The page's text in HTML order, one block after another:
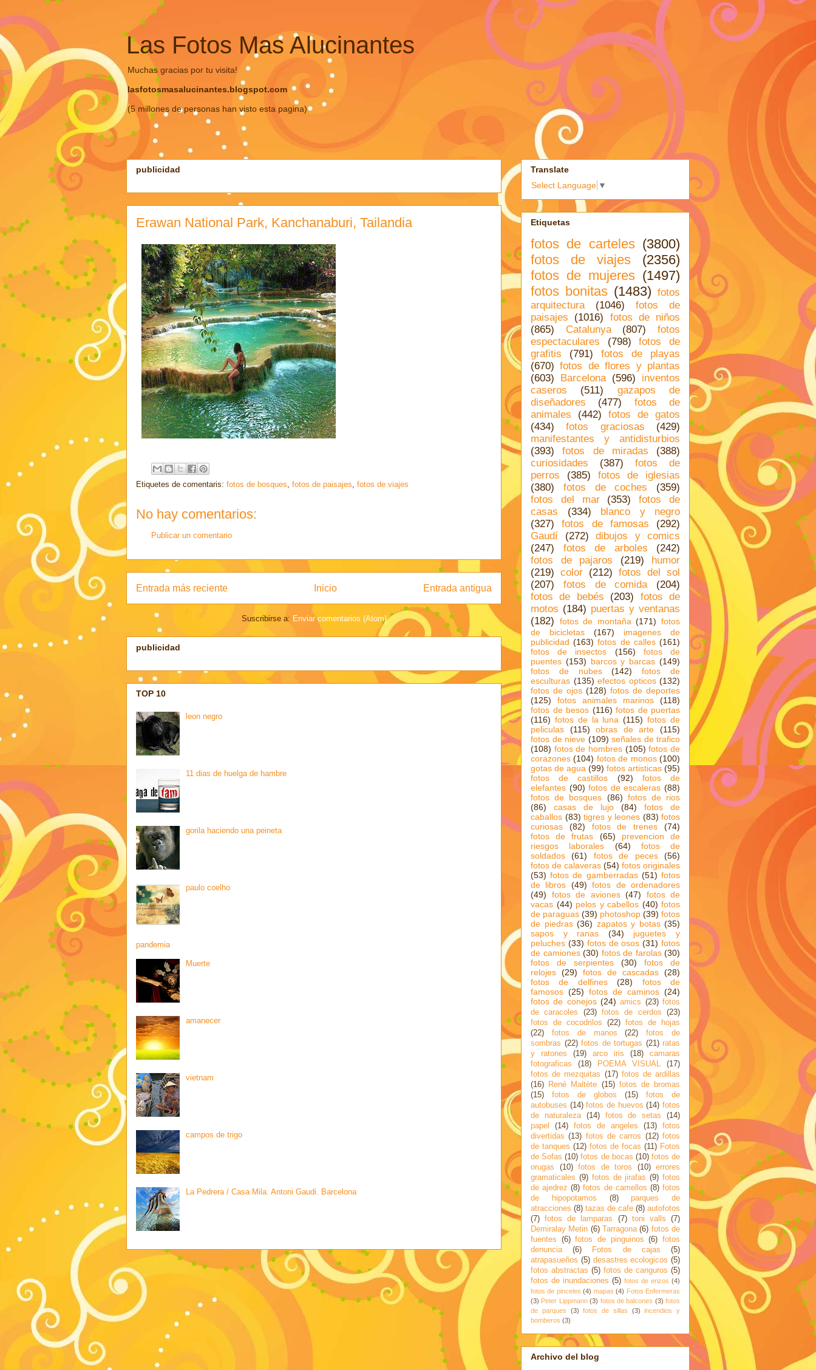
Las Fotos Mas Alucinantes
Muchas gracias por tu visita!
lasfotosmasalucinantes.blogspot.com
(5 millones de personas han visto esta pagina)
publicidad
Erawan National Park, Kanchanaburi, Tailandia
Etiquetes de comentaris: fotos de bosques, fotos de paisajes, fotos de viajes
No hay comentarios:
Publicar un comentario
Entrada más reciente Entrada antigua
Inicio
Suscribirse a: Enviar comentarios (Atom)
publicidad
TOP 10
leon negro
11 dias de huelga de hambre
gorila haciendo una peineta
paulo coelho
pandemia
Muerte
amanecer
vietnam
campos de trigo
La Pedrera / Casa Mila. Antoni Gaudi. Barcelona
Translate
Select Language ▼
Etiquetas
fotos de carteles (3800)
fotos de viajes
(2356)
fotos de mujeres (1497)
fotos bonitas (1483) fotos
arquitectura
(1046)
fotos de
paisajes
(1016)
fotos de niños
(865)
Catalunya (807)
fotos
espectaculares
(798)
fotos de
grafitis
(791)
fotos de playas
(670) fotos de flores y plantas
(603)
Barcelona (596)
inventos
caseros
(511)
gazapos de
diseñadores
(477)
fotos de
animales
(442)
fotos de gatos
(434)
fotos graciosas
(429)
manifestantes y antidisturbios
(393)
fotos de miradas
(388)
curiosidades
(387)
fotos de
perros
(385)
fotos de iglesias
(380)
fotos de coches
(359)
fotos del mar
(353)
fotos de
casas
(334)
blanco y negro
(327)
fotos de famosas
(292)
Gaudí
(272)
dibujos y comics
(247)
fotos de arboles
(242)
fotos de pajaros
(219)
humor
(219) color (212) fotos del sol
(207)
fotos de comida
(204)
fotos de bebés
(203)
fotos de
motos (184) puertas y ventanas
(182)
fotos de montaña (171) fotos
de bicicletas
(167)
imagenes de
publicidad (163) fotos de calles (161)
fotos de insectos
(156)
fotos de
puentes (153) barcos y barcas (149)
fotos de nubes
(142)
fotos de
esculturas (135) efectos opticos (132)
fotos de ojos (128) fotos de deportes
(125)
fotos animales marinos
(118)
fotos de besos (116) fotos de puertas
(116) fotos de la luna (115) fotos de
peliculas
(115) obras de arte
(115)
fotos de nieve (109) señales de trafico
(108) fotos de hombres (105) fotos de
corazones (104) fotos de monos (100)
gotas de agua (99) fotos artisticas (95)
fotos de castillos
(92)
fotos de
elefantes (90) fotos de escaleras (88)
fotos de bosques (86) fotos de rios
(86)
casas de lujo (84)
fotos de
caballos (83) tigres y leones (83) fotos
curiosas
(82) fotos de trenes
(74)
fotos de frutas
(65)
prevencion de
riesgos laborales
(64)
fotos de
soldados
(61) fotos de peces
(56)
fotos de calaveras (54) fotos originales
(53) fotos de gamberradas (51) fotos
de libros (49) fotos de ordenadores
(49)
fotos de aviones (47)
fotos de
vacas (44) pelos y cabellos (40) fotos
de paraguas (39) photoshop (39) fotos
de piedras (36) zapatos y botas (35)
sapos y ranas
(34)
juguetes y
peluches (33) fotos de osos (31) fotos
de camiones (30) fotos de farolas (30)
fotos de serpientes
(30)
fotos de
relojes (29) fotos de cascadas (28)
fotos de delfines
(28)
fotos de
famosos (25) fotos de caminos (24)
fotos de conejos (24) amics (23) fotos
de caracoles
(23) fotos de cerdos
(23)
fotos de cocodrilos
(22) fotos de hojas
(22)
fotos de manos (22)
fotos de
sombras (22) fotos de tortugas (21) ratas
y ratones
(19) arco iris (18)
camaras
fotograficas
(18) POEMA VISUAL
(17)
fotos de mezquitas (17) fotos de ardillas
(16)
René Maltète (15) fotos de bromas
(15)
fotos de globos (15)
fotos de
autobuses (14) fotos de huevos (14) fotos
de naturaleza
(14) fotos de setas
(14)
papel
(14) fotos de angeles (13)
fotos
divertidas (13) fotos de carros (12) fotos
de tanques (12) fotos de focas (11) Fotos
de Sofas (10) fotos de bocas (10) fotos de
orugas
(10) fotos de toros (10)
errores
gramaticales (9) fotos de jirafas (9) fotos
de ajedrez (8) fotos de camellos (8) fotos
de hipopotamos
(8)
parques de
atracciones (8) tazas de cafe (8) autofotos
(7) fotos de lamparas (7) toni valls
(7)
Demiralay Metin (6) Tarragona (6) fotos de
fuentes
(6) fotos de pinguinos (6) fotos
denuncia
(6) Fotos de cajas
(5)
atrapasueños (5) desastres ecologicos (5)
fotos abstractas (5) fotos de canguros (5)
fotos de inundaciones (5) fotos de erizos (4)
fotos de pinceles (4) mapas (4) Fotos Enfermeras
(3) Peter Lippmann (3) fotos de balcones (3) fotos
de parques
(3) fotos de sillas (3)
incendios y
bomberos (3)
Archivo del blog